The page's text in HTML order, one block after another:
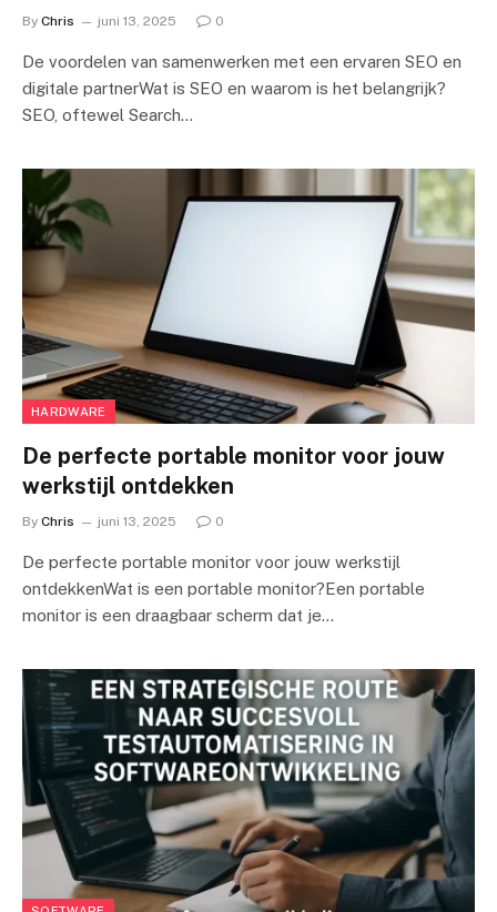
By Chris juni 13, 2025 0
De voordelen van samenwerken met een ervaren SEO en
digitale partnerWat is SEO en waarom is het belangrijk?
SEO, oftewel Search…
HARDWARE
De perfecte portable monitor voor jouw
werkstijl ontdekken
By Chris juni 13, 2025 0
De perfecte portable monitor voor jouw werkstijl
ontdekkenWat is een portable monitor?Een portable
monitor is een draagbaar scherm dat je…